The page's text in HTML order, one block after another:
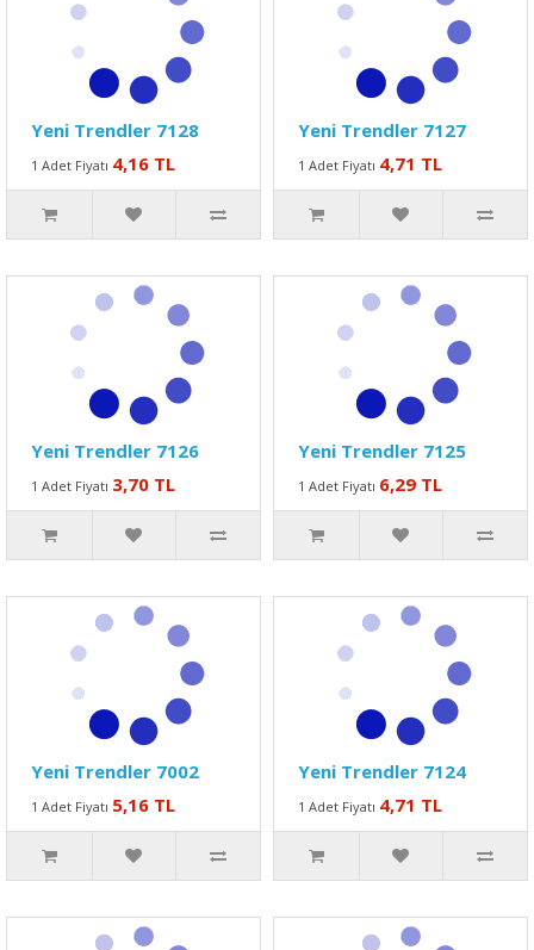
Yeni Trendler 7128
1 Adet Fiyatı 4,16 TL
Yeni Trendler 7127
1 Adet Fiyatı 4,71 TL
Yeni Trendler 7126
1 Adet Fiyatı 3,70 TL
Yeni Trendler 7125
1 Adet Fiyatı 6,29 TL
Yeni Trendler 7002
1 Adet Fiyatı 5,16 TL
Yeni Trendler 7124
1 Adet Fiyatı 4,71 TL